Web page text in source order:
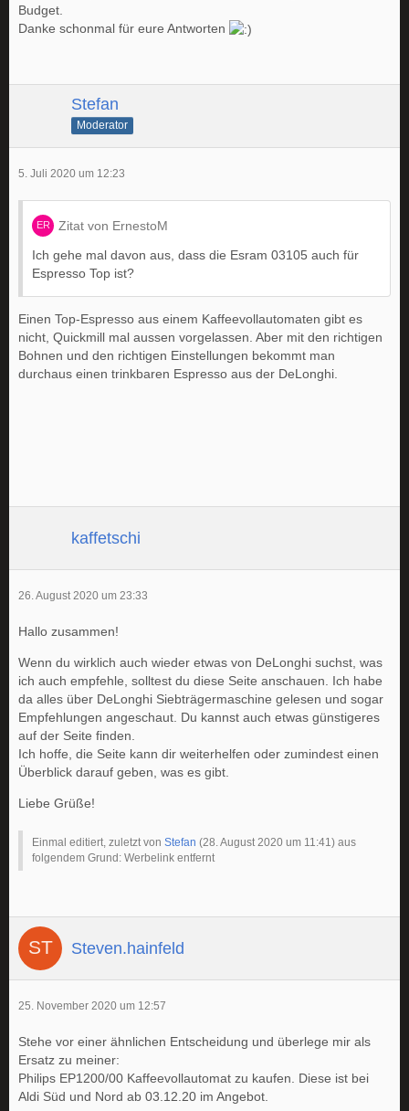
Budget.
Danke schonmal für eure Antworten
Stefan
Moderator
5. Juli 2020 um 12:23
Zitat von ErnestoM
Ich gehe mal davon aus, dass die Esram 03105 auch für
Espresso Top ist?
Einen Top-Espresso aus einem Kaffeevollautomaten gibt es
nicht, Quickmill mal aussen vorgelassen. Aber mit den richtigen
Bohnen und den richtigen Einstellungen bekommt man
durchaus einen trinkbaren Espresso aus der DeLonghi.
kaffetschi
26. August 2020 um 23:33
Hallo zusammen!
Wenn du wirklich auch wieder etwas von DeLonghi suchst, was
ich auch empfehle, solltest du diese Seite anschauen. Ich habe
da alles über DeLonghi Siebträgermaschine gelesen und sogar
Empfehlungen angeschaut. Du kannst auch etwas günstigeres
auf der Seite finden.
Ich hoffe, die Seite kann dir weiterhelfen oder zumindest einen
Überblick darauf geben, was es gibt.
Liebe Grüße!
Einmal editiert, zuletzt von Stefan (28. August 2020 um 11:41) aus
folgendem Grund: Werbelink entfernt
Steven.hainfeld
25. November 2020 um 12:57
Stehe vor einer ähnlichen Entscheidung und überlege mir als
Ersatz zu meiner:
Philips EP1200/00 Kaffeevollautomat zu kaufen. Diese ist bei
Aldi Süd und Nord ab 03.12.20 im Angebot.